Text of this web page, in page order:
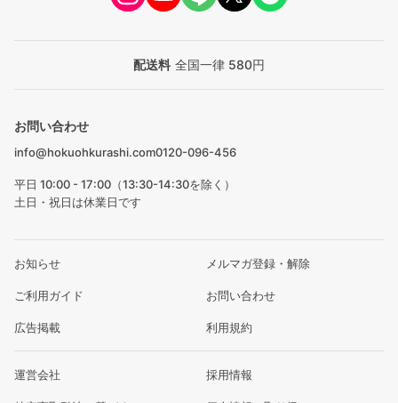
配送料 全国一律 580円
お問い合わせ
info@hokuohkurashi.com0120-096-456
平日 10:00 - 17:00（13:30-14:30を除く）
土日・祝日は休業日です
お知らせ メルマガ登録・解除
ご利用ガイド お問い合わせ
広告掲載 利用規約
運営会社 採用情報